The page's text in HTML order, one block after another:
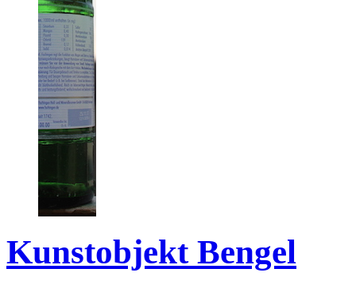
Kunstobjekt Bengel